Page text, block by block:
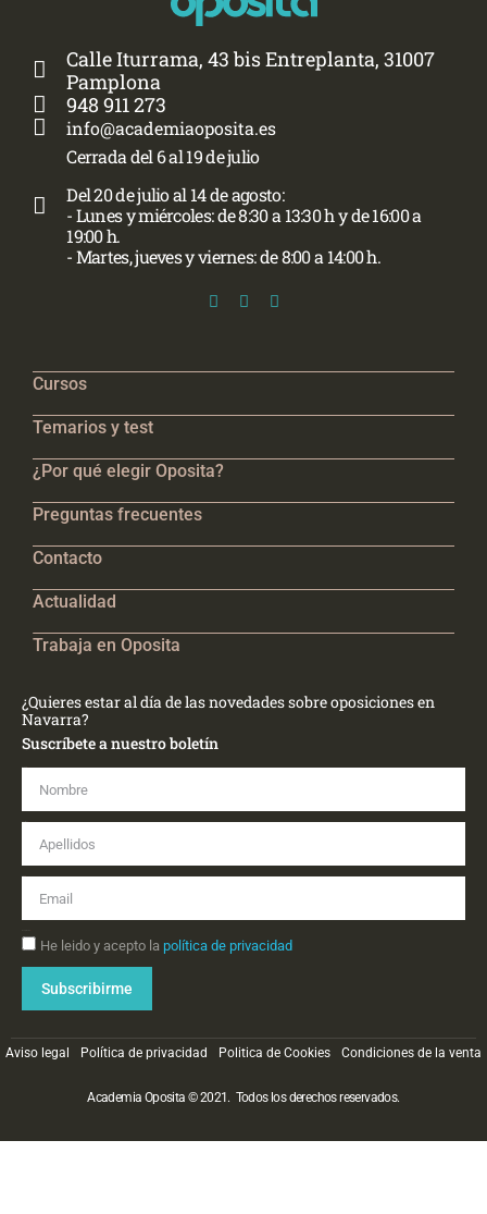
Calle Iturrama, 43 bis Entreplanta, 31007
Pamplona
948 911 273
info@academiaoposita.es
Cerrada del 6 al 19 de julio
Del 20 de julio al 14 de agosto:
- Lunes y miércoles: de 8:30 a 13:30 h y de 16:00 a
19:00 h.
- Martes, jueves y viernes: de 8:00 a 14:00 h.
Cursos
Temarios y test
¿Por qué elegir Oposita?
Preguntas frecuentes
Contacto
Actualidad
Trabaja en Oposita
¿Quieres estar al día de las novedades sobre oposiciones en
Navarra?
Suscríbete a nuestro boletín
He leido y acepto la política de privacidad
Subscribirme
Academia Oposita © 2021. Todos los derechos reservados.
Aviso legal Política de privacidad Politica de Cookies Condiciones de la venta